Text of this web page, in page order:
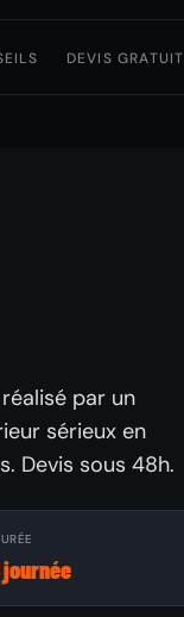
DEVIS GRATUIT
par un
sérieux en
Devis sous 48h.
journée